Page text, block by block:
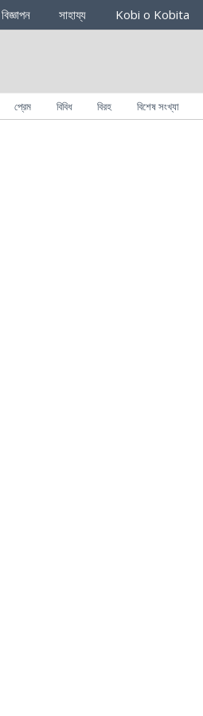
বিজ্ঞাপন সাহায্য Kobi o Kobita
প্রেম বিবিধ বিরহ বিশেষ সংখ্যা